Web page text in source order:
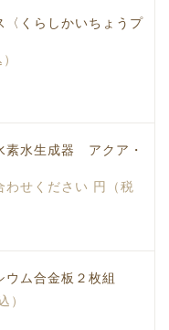
〈くらしかいちょうプ
素水生成器 アクア・
わせください 円（税
ウム合金板２枚組
）